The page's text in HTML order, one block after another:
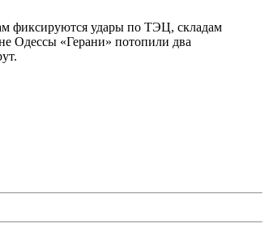
фиксируются удары по ТЭЦ, складам
Одессы «Герани» потопили два